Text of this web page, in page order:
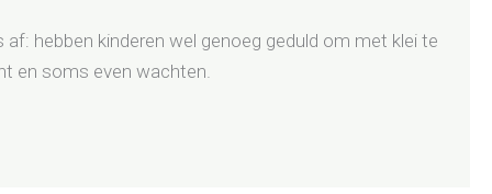
af: hebben kinderen wel genoeg geduld om met klei te
en soms even wachten.